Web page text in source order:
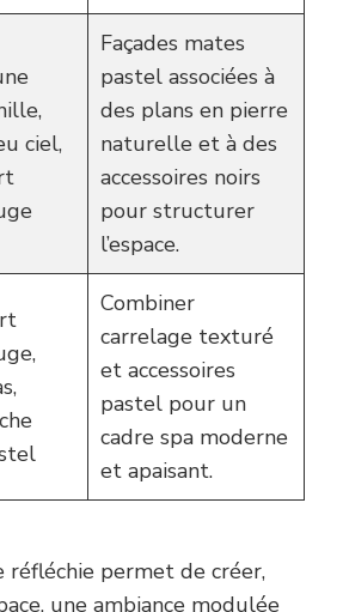
ciel,
Façades mates
pastel associées à
des plans en pierre
naturelle et à des
accessoires noirs
pour structurer
l’espace.
Combiner
carrelage texturé
et accessoires
pastel pour un
cadre spa moderne
et apaisant.
réfléchie permet de créer,
une ambiance modulée